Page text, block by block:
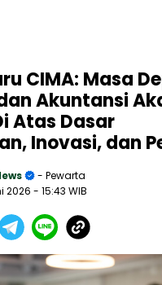
CIMA: Masa
Akuntansi
Atas Dasar
Inovasi, dan
- Pewarta
2026 - 15:43 WIB